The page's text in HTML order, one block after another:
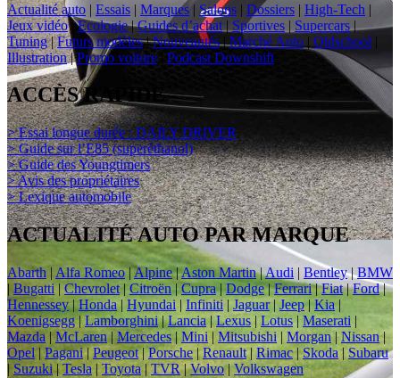
Actualité auto | Essais | Marques |Salons | Dossiers | High-Tech |
Jeux vidéo|Ecologie|Guides d’achat | Sportives | Supercars |
Tuning|Futurs modèles|Nouveautés|Marché Auto | Oldschool |
Illustration|Promo voiture Podcast Downshift
ACCÈS RAPIDE
> Essai longue durée : DAILY DRIVER
> Guide sur l’E85 (superéthanol)
> Guide des Youngtimers
> Avis des propriétaires
> Lexique automobile
ACTUALITÉ AUTO PAR MARQUE
Abarth | Alfa Romeo|Alpine|Aston Martin|Audi | Bentley|BMW
| Bugatti|Chevrolet|Citroën |Cupra | Dodge|Ferrari|Fiat|Ford|
Hennessey| Honda| Hyundai |Infiniti | Jaguar| Jeep|Kia |
Koenigsegg|Lamborghini|Lancia|Lexus | Lotus| Maserati |
Mazda |McLaren|Mercedes | Mini | Mitsubishi | Morgan|Nissan|
Opel | Pagani|Peugeot|Porsche | Renault| Rimac|Skoda | Subaru
| Suzuki|Tesla| Toyota | TVR|Volvo|Volkswagen